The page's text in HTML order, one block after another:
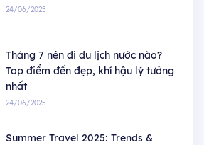
24/06/2025
Tháng 7 nên đi du lịch nước nào?
Top điểm đến đẹp, khí hậu lý tưởng
nhất
24/06/2025
Summer Travel 2025: Trends &